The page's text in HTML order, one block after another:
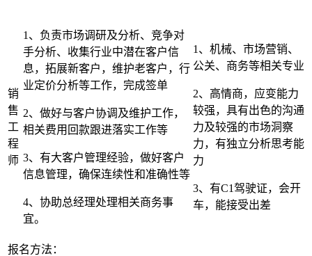
销
售
工
程
师
1、负责市场调研及分析、竞争对
手分析、收集行业中潜在客户信
息，拓展新客户，维护老客户，行
业定价分析等工作，完成签单
2、做好与客户协调及维护工作，
相关费用回款跟进落实工作等
3、有大客户管理经验，做好客户
信息管理，确保连续性和准确性等
4、协助总经理处理相关商务事
宜。
1、机械、市场营销、
公关、商务等相关专业
2、高情商，应变能力
较强，具有出色的沟通
力及较强的市场洞察
力，有独立分析思考能
力
3、有C1驾驶证，会开
车，能接受出差
报名方法：